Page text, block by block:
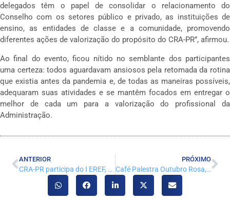
delegados têm o papel de consolidar o relacionamento do
Conselho com os setores público e privado, as instituições de
ensino, as entidades de classe e a comunidade, promovendo
diferentes ações de valorização do propósito do CRA-PR”, afirmou.
Ao final do evento, ficou nítido no semblante dos participantes
uma certeza: todos aguardavam ansiosos pela retomada da rotina
que existia antes da pandemia e, de todas as maneiras possíveis,
adequaram suas atividades e se mantêm focados em entregar o
melhor de cada um para a valorização do profissional da
Administração.
ANTERIOR
CRA-PR participa do I EREF, em Gramado
PRÓXIMO
Café Palestra Outubro Rosa, todos unidos pela saúde das mulheres